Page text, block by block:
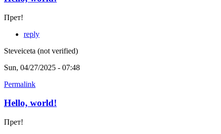
Прет!
reply
Steveiceta (not verified)
Sun, 04/27/2025 - 07:48
Permalink
Hello, world!
Прет!